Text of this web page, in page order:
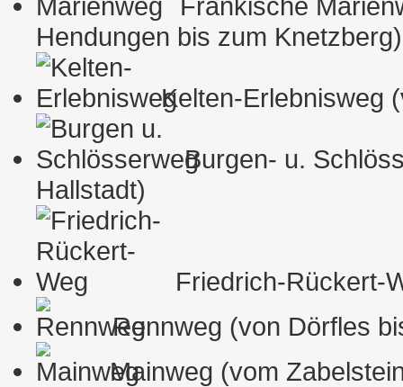
Hendungen bis zum Knetzberg)
Kelten-Erlebnisweg
Burgen- u.
Hallstadt)
Friedrich-Rückert-
Rennweg (von Dörfles
Mainweg (vom